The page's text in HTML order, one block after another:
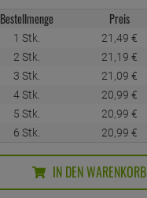
Bestellmenge Preis
1 Stk. 21,49 €
2 Stk.
21,19 €
3 Stk.
21,09 €
4 Stk.
20,99 €
5 Stk.
20,99 €
6 Stk.
20,99 €
IN DEN WARENKORB